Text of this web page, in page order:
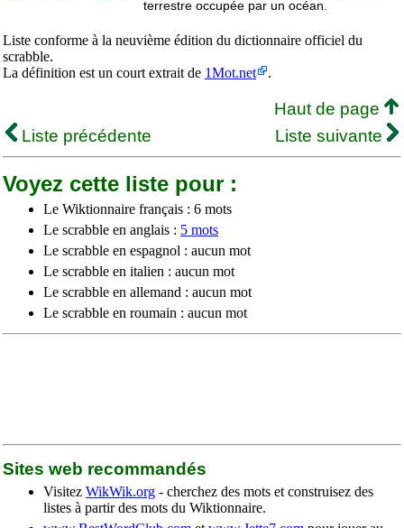
terrestre occupée par un océan.
Liste conforme à la neuvième édition du dictionnaire officiel du
scrabble.
La définition est un court extrait de 1Mot.net .
Haut de page
Liste précédente
Liste suivante
Voyez cette liste pour :
Le Wiktionnaire français : 6 mots
Le scrabble en anglais : 5 mots
Le scrabble en espagnol : aucun mot
Le scrabble en italien : aucun mot
Le scrabble en allemand : aucun mot
Le scrabble en roumain : aucun mot
Sites web recommandés
Visitez WikWik.org - cherchez des mots et construisez des
listes à partir des mots du Wiktionnaire.